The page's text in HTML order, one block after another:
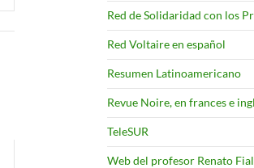
Red de Solidaridad con los
Red Voltaire en español
Resumen Latinoamericano
Revue Noire, en frances e
TeleSUR
Web del profesor Renato